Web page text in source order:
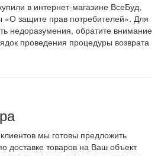
в интернет-магазине ВсеБуд,
«О защите прав потребителей». Для
недоразумения, обратите внимание
проведения процедуры возврата
мы готовы предложить
доставке товаров на Ваш объект